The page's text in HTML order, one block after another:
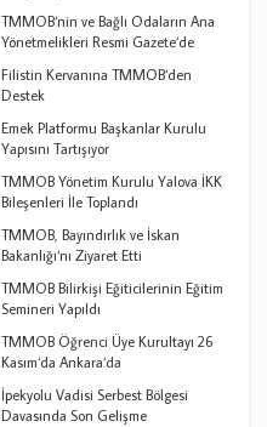
TMMOB‘nin ve Bağlı Odaların Ana
Yönetmelikleri Resmi Gazete‘de
Filistin Kervanına TMMOB‘den
Destek
Emek Platformu Başkanlar Kurulu
Yapısını Tartışıyor
TMMOB Yönetim Kurulu Yalova İKK
Bileşenleri İle Toplandı
TMMOB, Bayındırlık ve İskan
Bakanlığı‘nı Ziyaret Etti
TMMOB Bilirkişi Eğiticilerinin Eğitim
Semineri Yapıldı
TMMOB Öğrenci Üye Kurultayı 26
Kasım‘da Ankara‘da
İpekyolu Vadisi Serbest Bölgesi
Davasında Son Gelişme